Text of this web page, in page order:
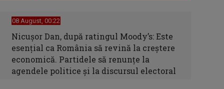
08 August, 00:22
Nicușor Dan, după ratingul Moody’s: Este
esențial ca România să revină la creștere
economică. Partidele să renunțe la
agendele politice și la discursul electoral